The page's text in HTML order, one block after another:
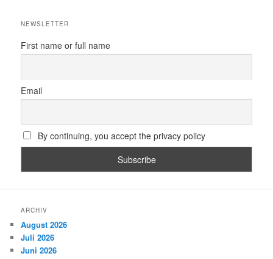
NEWSLETTER
First name or full name
Email
By continuing, you accept the privacy policy
ARCHIV
August 2026
Juli 2026
Juni 2026